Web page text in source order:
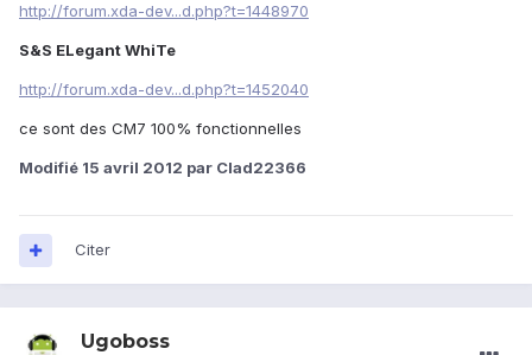
http://forum.xda-dev...d.php?t=1448970
S&S ELegant WhiTe
http://forum.xda-dev...d.php?t=1452040
ce sont des CM7 100% fonctionnelles
Modifié 15 avril 2012 par Clad22366
Citer
Ugoboss